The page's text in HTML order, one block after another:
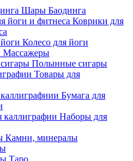
Шары Баодинга
Коврики для
Колесо для йоги
Массажеры
Полынные сигары
Товары для
Бумага для
Наборы для
Камни, минералы
Таро